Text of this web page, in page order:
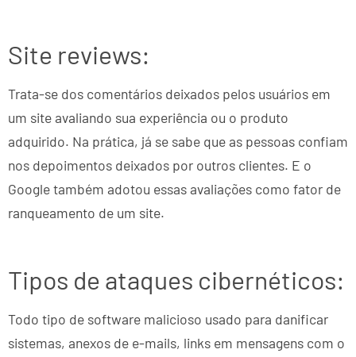
Site reviews:
Trata-se dos comentários deixados pelos usuários em
um site avaliando sua experiência ou o produto
adquirido. Na prática, já se sabe que as pessoas confiam
nos depoimentos deixados por outros clientes. E o
Google também adotou essas avaliações como fator de
ranqueamento de um site.
Tipos de ataques cibernéticos:
Todo tipo de software malicioso usado para danificar
sistemas, anexos de e-mails, links em mensagens com o